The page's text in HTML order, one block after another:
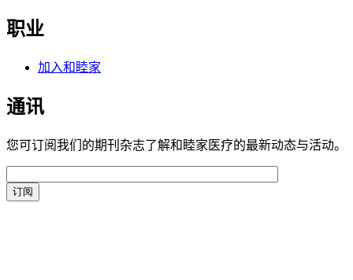
职业
加入和睦家
通讯
您可订阅我们的期刊杂志了解和睦家医疗的最新动态与活动。